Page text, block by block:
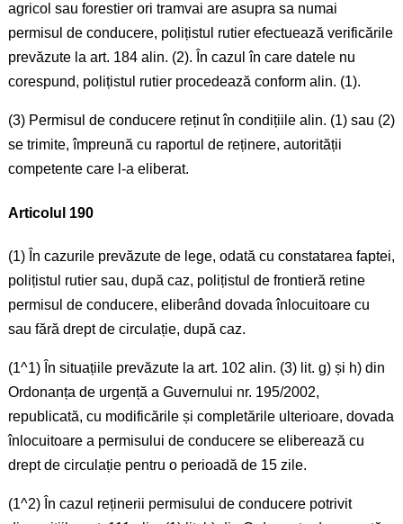
agricol sau forestier ori tramvai are asupra sa numai
permisul de conducere, polițistul rutier efectuează verificările
prevăzute la art. 184 alin. (2). În cazul în care datele nu
corespund, polițistul rutier procedează conform alin. (1).
(3) Permisul de conducere reținut în condițiile alin. (1) sau (2)
se trimite, împreună cu raportul de reținere, autorității
competente care l-a eliberat.
Articolul 190
(1) În cazurile prevăzute de lege, odată cu constatarea faptei,
polițistul rutier sau, după caz, polițistul de frontieră retine
permisul de conducere, eliberând dovada înlocuitoare cu
sau fără drept de circulație, după caz.
(1^1) În situațiile prevăzute la art. 102 alin. (3) lit. g) și h) din
Ordonanța de urgență a Guvernului nr. 195/2002,
republicată, cu modificările și completările ulterioare, dovada
înlocuitoare a permisului de conducere se eliberează cu
drept de circulație pentru o perioadă de 15 zile.
(1^2) În cazul reținerii permisului de conducere potrivit